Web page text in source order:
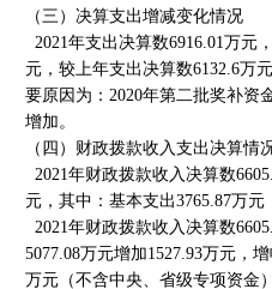
（三）决算支出增减变化情况
2021年支出决算数6916.01万元
元，较上年支出决算数6132.6万
要原因为：2020年第二批奖补资
增加。
（四）财政拨款收入支出决算情
2021年财政拨款收入决算数
元，其中：基本支出3765.87万元
2021年财政拨款收入决算数
5077.08万元增加1527.93万元，
万元（不含中央、省级专项资金